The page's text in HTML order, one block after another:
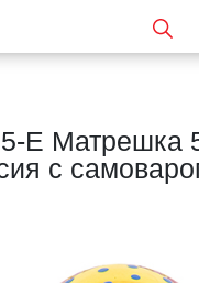
E Матрешка
с